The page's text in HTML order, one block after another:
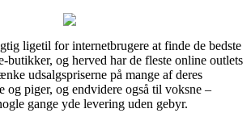
ligetil for internetbrugere at finde de bedste
butikker, og herved har de fleste online outlets
udsalgspriserne på mange af deres
og piger, og endvidere også til voksne –
gange yde levering uden gebyr.